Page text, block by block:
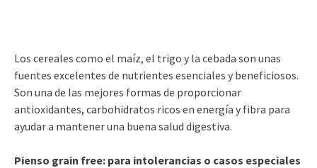
Los cereales como el maíz, el trigo y la cebada son unas
fuentes excelentes de nutrientes esenciales y beneficiosos.
Son una de las mejores formas de proporcionar
antioxidantes, carbohidratos ricos en energía y fibra para
ayudar a mantener una buena salud digestiva.
Pienso grain free: para intolerancias o casos especiales